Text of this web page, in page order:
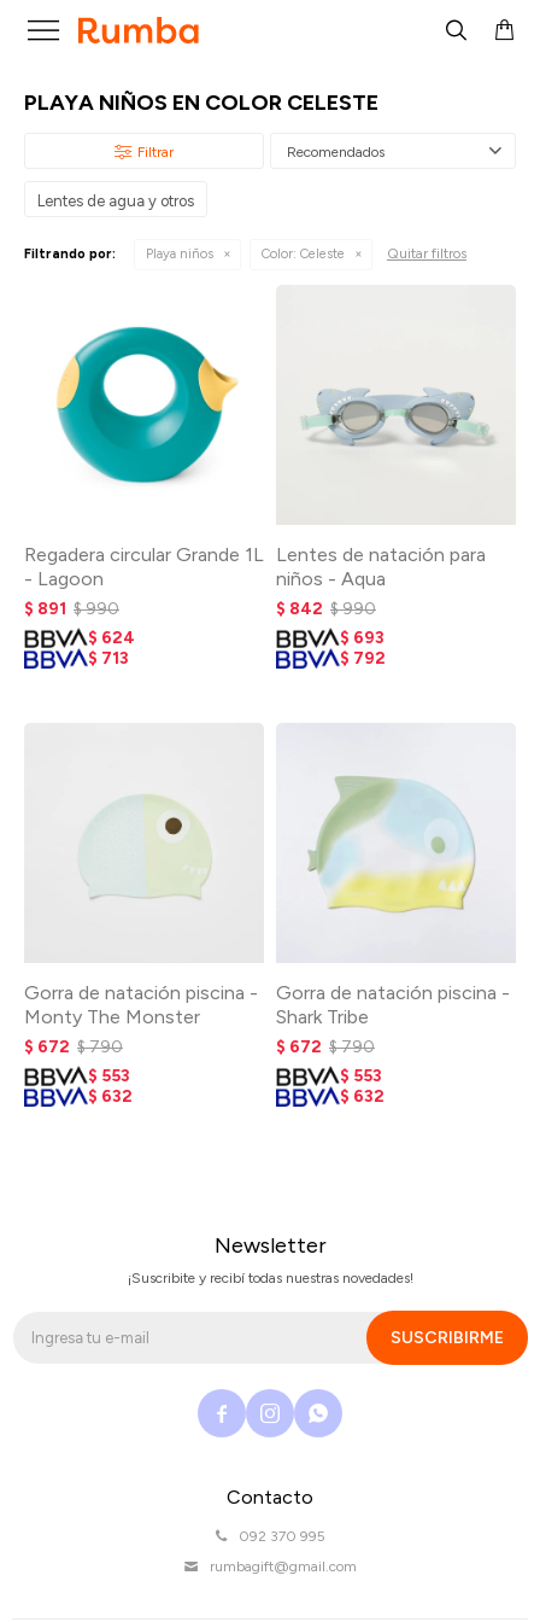

PLAYA NIÑOS EN COLOR CELESTE
Recomendados
Lentes de agua y otros
Filtrando por: Playa niños Color: Celeste Quitar filtros
Regadera circular Grande 1L
- Lagoon
$ 891 $990
$ 624
$ 713
Lentes de natación para
niños - Aqua
$ 842 $990
$ 693
$ 792
Gorra de natación piscina -
Monty The Monster
$ 672 $790
$ 553
$ 632
Gorra de natación piscina -
Shark Tribe
$ 672 $790
$ 553
$ 632
Contacto
092 370 995
rumbagift@gmail.com
Newsletter
¡Suscribite y recibí todas nuestras novedades!
SUSCRIBIRME
  